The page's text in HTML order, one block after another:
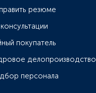
резюме
консультации
покупатель
делопроизводство
персонала